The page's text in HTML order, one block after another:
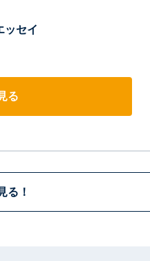
ッセイ
る
る！